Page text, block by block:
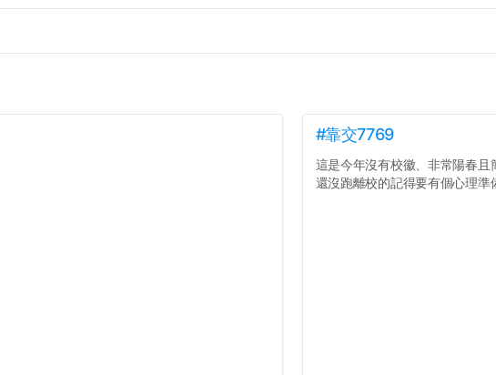
#靠交7769
這是今年沒有校徽、非常陽春且
還沒跑離校的記得要有個心理準